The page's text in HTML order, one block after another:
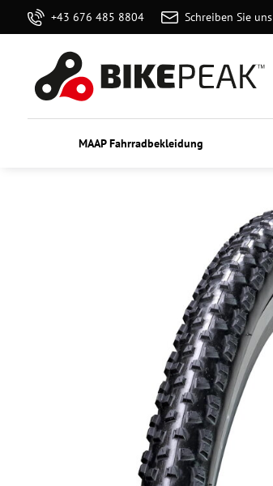
+43 676 485 8804 Schreiben Sie uns
MAAP Fahrradbekleidung